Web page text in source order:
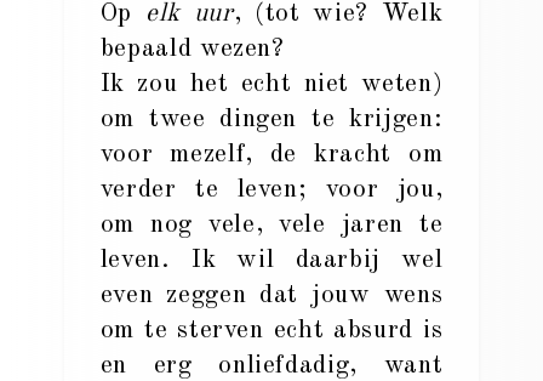
Op
elk uur, (tot wie? Welk
bepaald wezen?
Ik zou het echt niet weten)
om twee dingen te krijgen:
voor mezelf, de kracht om
verder te leven; voor jou,
om nog vele, vele jaren te
leven. Ik wil daarbij wel
even zeggen dat jouw wens
om te sterven echt absurd is
en erg onliefdadig, want